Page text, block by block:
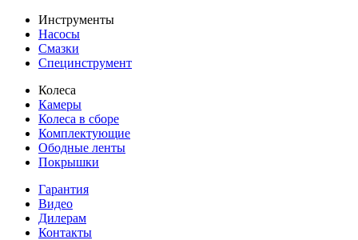
Инструменты
Насосы
Смазки
Специнструмент
Колеса
Камеры
Колеса в сборе
Комплектующие
Ободные ленты
Покрышки
Гарантия
Видео
Дилерам
Контакты